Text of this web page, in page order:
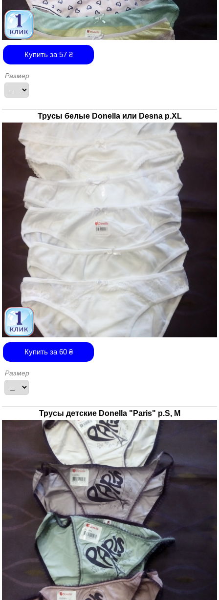
Купить за 57₴
Размер
Трусы белые Donella или Desna р.XL
Купить за 60₴
Размер
Трусы детские Donella "Paris" р.S, M